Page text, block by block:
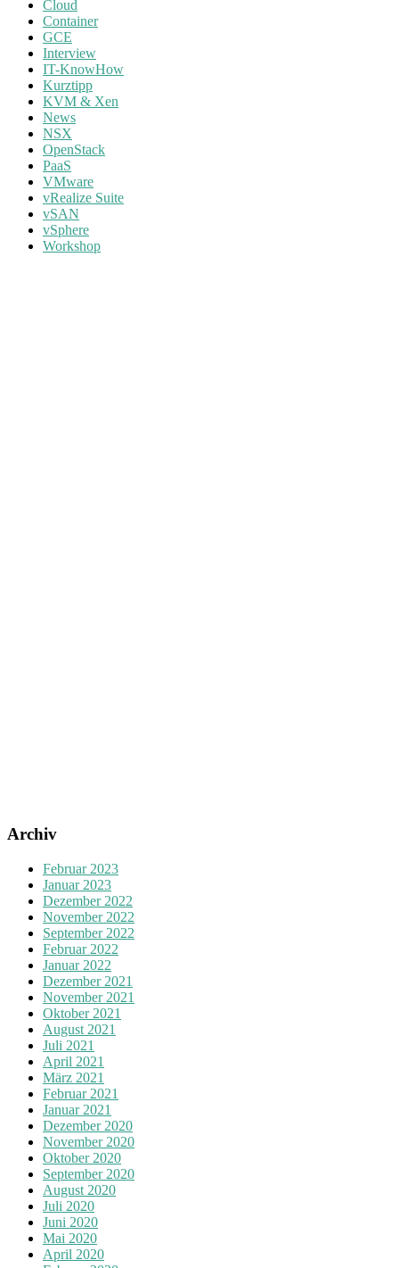
Cloud
Container
GCE
Interview
IT-KnowHow
Kurztipp
KVM & Xen
News
NSX
OpenStack
PaaS
VMware
vRealize Suite
vSAN
vSphere
Workshop
Archiv
Februar 2023
Januar 2023
Dezember 2022
November 2022
September 2022
Februar 2022
Januar 2022
Dezember 2021
November 2021
Oktober 2021
August 2021
Juli 2021
April 2021
März 2021
Februar 2021
Januar 2021
Dezember 2020
November 2020
Oktober 2020
September 2020
August 2020
Juli 2020
Juni 2020
Mai 2020
April 2020